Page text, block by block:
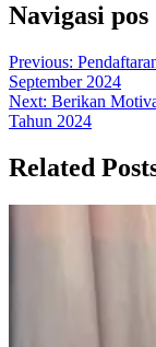
Navigasi pos
Previous:
September 2024
Next: Berikan
Tahun 2024
Related